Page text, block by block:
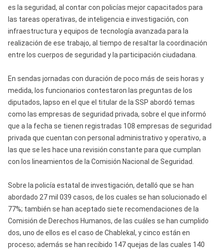
es la seguridad, al contar con policías mejor capacitados para
las tareas operativas, de inteligencia e investigación, con
infraestructura y equipos de tecnología avanzada para la
realización de ese trabajo, al tiempo de resaltar la coordinación
entre los cuerpos de seguridad y la participación ciudadana.
En sendas jornadas con duración de poco más de seis horas y
medida, los funcionarios contestaron las preguntas de los
diputados, lapso en el que el titular de la SSP abordó temas
como las empresas de seguridad privada, sobre el que informó
que a la fecha se tienen registradas 108 empresas de seguridad
privada que cuentan con personal administrativo y operativo, a
las que se les hace una revisión constante para que cumplan
con los lineamientos de la Comisión Nacional de Seguridad.
Sobre la policía estatal de investigación, detalló que se han
abordado 27 mil 039 casos, de los cuales se han solucionado el
77%; también se han aceptado siete recomendaciones de la
Comisión de Derechos Humanos, de las cuáles se han cumplido
dos, uno de ellos es el caso de Chablekal, y cinco están en
proceso; además se han recibido 147 quejas de las cuales 140